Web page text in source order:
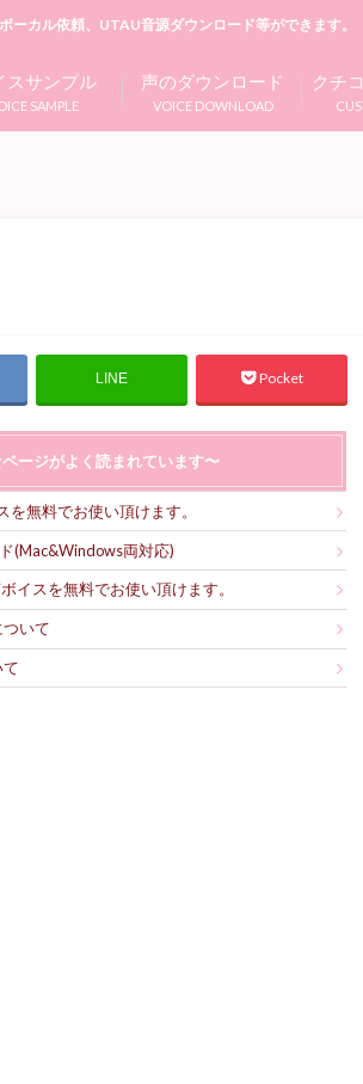
カル依頼、UTAU音源ダウンロード等ができます。
SAMPLE
スサンプル
VOICE DOWNLOAD
声のダウンロード クチ
LINE Pocket
ージがよく読まれています〜
無料でお使い頂けます。
(Mac&Windows両対応)
イスを無料でお使い頂けます。
いて